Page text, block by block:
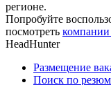
регионе.
Попробуйте
посмотреть компании
HeadHunter
Размещение
Поиск по